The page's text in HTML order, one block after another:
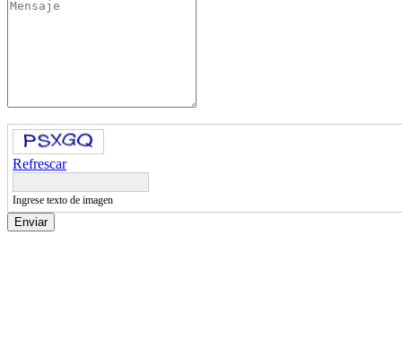
Refrescar
Ingrese texto de imagen